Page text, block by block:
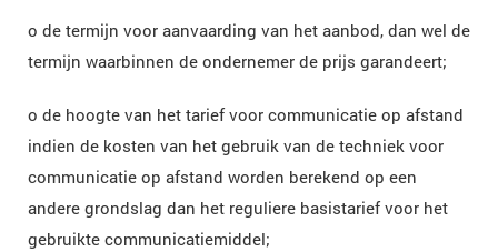
o de termijn voor aanvaarding van het aanbod, dan wel de
termijn waarbinnen de ondernemer de prijs garandeert;
o de hoogte van het tarief voor communicatie op afstand
indien de kosten van het gebruik van de techniek voor
communicatie op afstand worden berekend op een
andere grondslag dan het reguliere basistarief voor het
gebruikte communicatiemiddel;